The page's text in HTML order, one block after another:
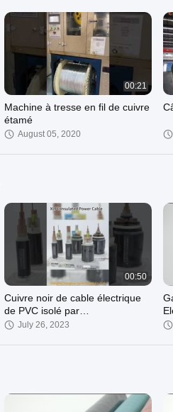
00:21
Machine à tresse en fil de cuivre
étamé
August 05, 2020
00:50
Cuivre noir de cable électrique
de PVC isolé par
XLPE/conducteur en aluminium
July 26, 2023